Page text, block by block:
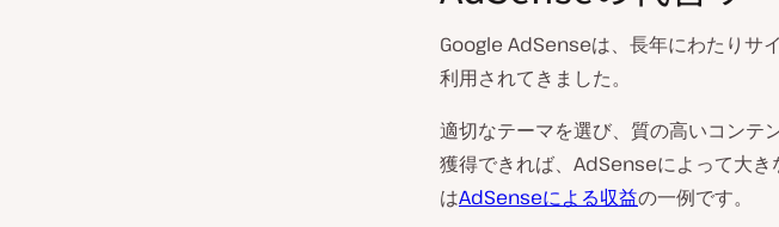
Google AdSenseは、長年にわたりサ
利用されてきました。
適切なテーマを選び、質の高いコンテ
獲得できれば、AdSenseによって大
はAdSenseによる収益の一例です。